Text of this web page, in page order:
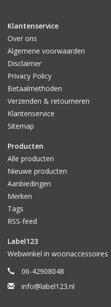
Klantenservice
Over ons
Algemene voorwaarden
Disclaimer
Privacy Policy
Betaalmethoden
Verzenden & retourneren
Klantenservice
Sitemap
Producten
Alle producten
Nieuwe producten
Aanbiedingen
Merken
Tags
RSS-feed
Label123
Webwinkel in woonaccessoires
06-42908048
info@label123.nl